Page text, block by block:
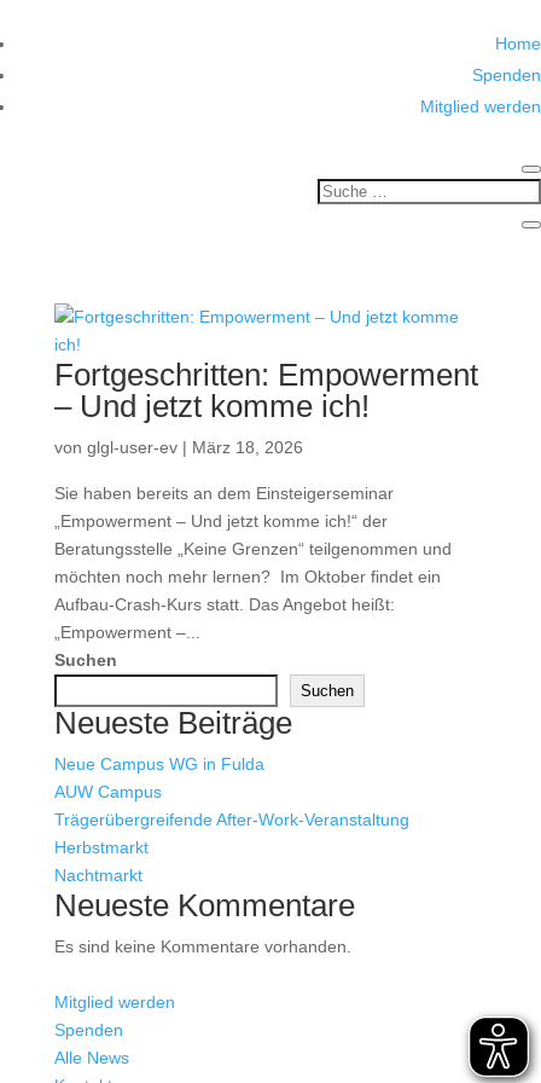
Home
Spenden
Mitglied werden
Fortgeschritten: Empowerment
– Und jetzt komme ich!
von glgl-user-ev| März 18, 2026
Sie haben bereits an dem Einsteigerseminar
„Empowerment – Und jetzt komme ich!“ der
Beratungsstelle „Keine Grenzen“ teilgenommen und
möchten noch mehr lernen? Im Oktober findet ein
Aufbau-Crash-Kurs statt. Das Angebot heißt:
„Empowerment –...
Suchen
Suchen
Neueste Beiträge
Neue Campus WG in Fulda
AUW Campus
Trägerübergreifende After-Work-Veranstaltung
Herbstmarkt
Nachtmarkt
Neueste Kommentare
Es sind keine Kommentare vorhanden.
Mitglied werden
Spenden
Alle News